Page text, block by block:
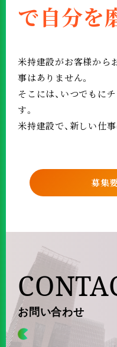
で自分を
米持建設がお客様から
事はありません。
そこには、いつでもに
す。
米持建設で、新しい仕
募集
お問い合わせ